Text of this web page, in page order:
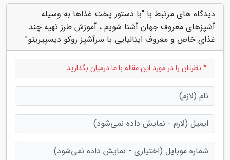
دیدگاه های مرتبط با "با دستور پخت غذاها به وسیله
آشپزهای معروف جهان آشنا شویم ، آموزش طرز تهیه چند
غذای خاص و معروف ایتالیایی با سرآشپز روکو دیسپیریتو"
* نظرتان را در مورد این مقاله با ما درمیان بگذارید